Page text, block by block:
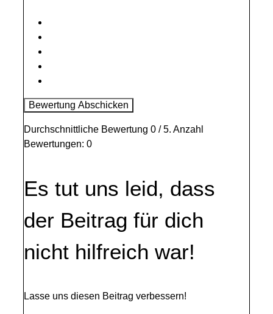
Bewertung Abschicken
Durchschnittliche Bewertung 0 / 5. Anzahl
Bewertungen: 0
Es tut uns leid, dass
der Beitrag für dich
nicht hilfreich war!
Lasse uns diesen Beitrag verbessern!